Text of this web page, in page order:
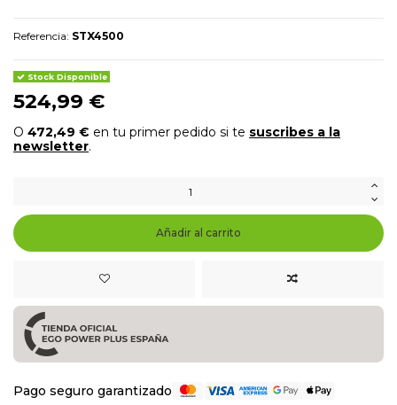
Referencia: STX4500
Stock Disponible
524,99 €
O 472,49 € en tu primer pedido si te suscribes a la
newsletter.
Añadir al carrito
Pago seguro garantizado